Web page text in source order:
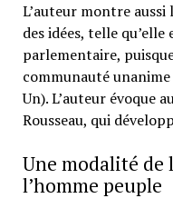
L’auteur montre
des idées, telle
parlementaire,
communauté
Un). L’auteur évoque
Rousseau, qui
Une modalité de
l’homme peuple